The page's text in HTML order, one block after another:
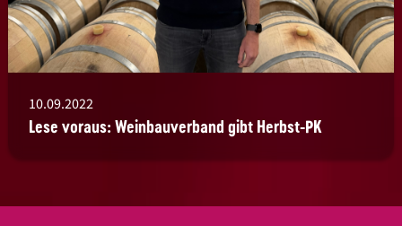
10.09.2022
Lese voraus: Weinbauverband gibt Herbst-PK